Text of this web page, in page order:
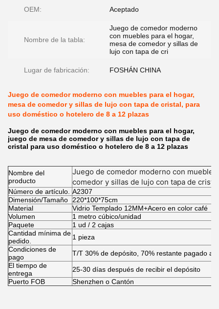
OEM: Aceptado
Nombre de la tabla:
Juego de comedor moderno
con muebles para el hogar,
mesa de comedor y sillas de
lujo con tapa de cri
Lugar de fabricación: FOSHÁN CHINA
Juego de comedor moderno con muebles para el hogar,
mesa de comedor y sillas de lujo con tapa de cristal, para
uso doméstico o hotelero de 8 a 12 plazas
Juego de comedor moderno con muebles para el hogar,
juego de mesa de comedor y sillas de lujo con tapa de
cristal para uso doméstico o hotelero de 8 a 12 plazas
Nombre del
producto
Juego de comedor moderno con muebles
comedor y sillas de lujo con tapa de
hotelero de 8 a 12 plazas
Número de artículo. A2307
Dimensión/Tamaño
220*100*75cm
Material
Vidrio Templado 12MM+Acero en color café
Volumen
1 metro cúbico/unidad
Paquete
1 ud / 2 cajas
Cantidad mínima de
pedido.
1 pieza
Condiciones de
pago
T/T 30% de depósito, 70% restante pagado
El tiempo de
entrega
25-30 días después de recibir el depósito
Puerto FOB
Shenzhen o Cantón